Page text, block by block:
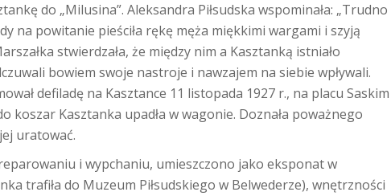
do „Milusina”. Aleksandra Piłsudska wspominała: „Trudno
na powitanie pieściła rękę męża miękkimi wargami i szyją
stwierdzała, że między nim a Kasztanką istniało
bowiem swoje nastroje i nawzajem na siebie wpływali.
defiladę na Kasztance 11 listopada 1927 r., na placu Saskim
koszar Kasztanka upadła w wagonie. Doznała poważnego
uratować.
i wypchaniu, umieszczono jako eksponat w
trafiła do Muzeum Piłsudskiego w Belwederze), wnętrzności